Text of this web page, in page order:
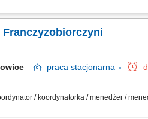
własnej działalności gospodarczej w
praca stacjonarna
/ koordynatorka / menedżer /